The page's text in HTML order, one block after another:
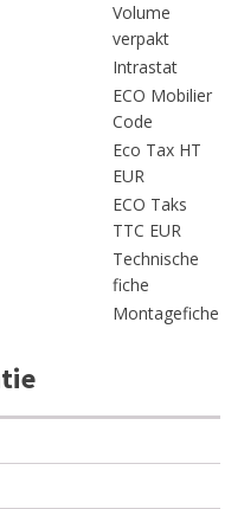
Volume
verpakt
Intrastat
ECO Mobilier
Code
Eco Tax HT
EUR
ECO Taks
TTC EUR
Technische
fiche
Montagefiche